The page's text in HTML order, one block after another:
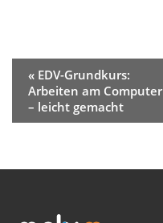
Veranstaltung-
Navigation
« EDV-Grundkurs:
Arbeiten am Computer
– leicht gemacht